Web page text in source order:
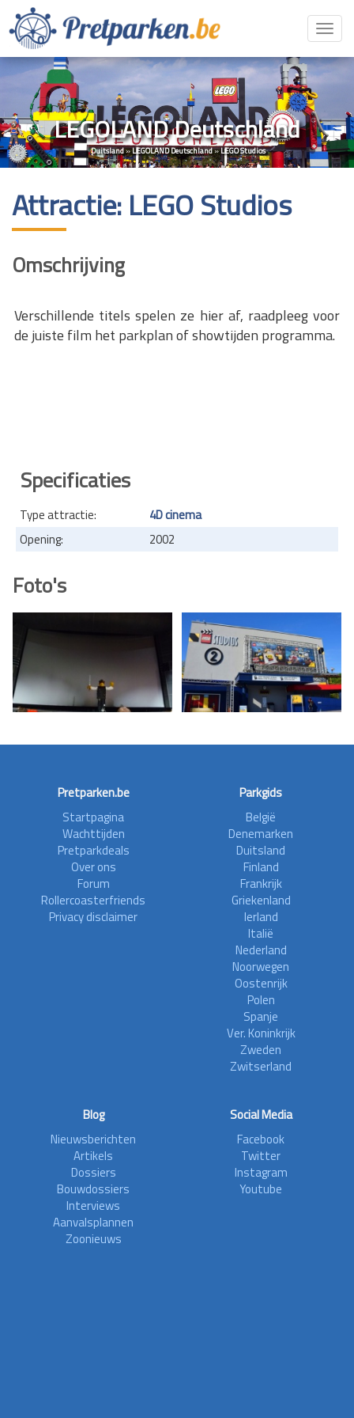
LEGOLAND Deutschland
Duitsland»LEGOLAND Deutschland»LEGO Studios
Attractie: LEGO Studios
Omschrijving
Verschillende titels spelen ze hier af, raadpleeg voor
de juiste film het parkplan of showtijden programma.
Specificaties
Type attractie:
4D cinema
Opening:
2002
Foto's
Pretparken.be
Startpagina
Wachttijden
Pretparkdeals
Over ons
Forum
Rollercoasterfriends
Privacy disclaimer
Parkgids
België
Denemarken
Duitsland
Finland
Frankrijk
Griekenland
Ierland
Italië
Nederland
Noorwegen
Oostenrijk
Polen
Spanje
Ver. Koninkrijk
Zweden
Zwitserland
Blog
Nieuwsberichten
Artikels
Dossiers
Bouwdossiers
Interviews
Aanvalsplannen
Zoonieuws
Social Media
Facebook
Twitter
Instagram
Youtube